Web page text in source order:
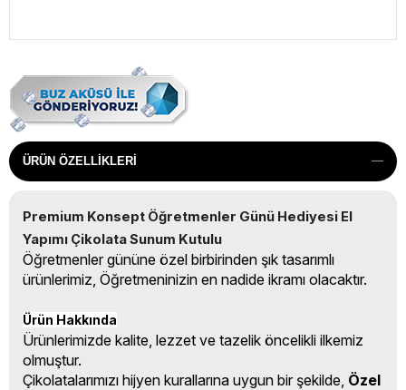
ÜRÜN ÖZELLIKLERI
Premium Konsept Öğretmenler Günü Hediyesi El
Yapımı Çikolata Sunum Kutulu
Öğretmenler gününe özel birbirinden şık tasarımlı
ürünlerimiz, Öğretmeninizin en nadide ikramı olacaktır.
Ürün Hakkında
Ürünlerimizde kalite, lezzet ve tazelik öncelikli ilkemiz
olmuştur.
Çikolatalarımızı hijyen kurallarına uygun bir şekilde, Özel